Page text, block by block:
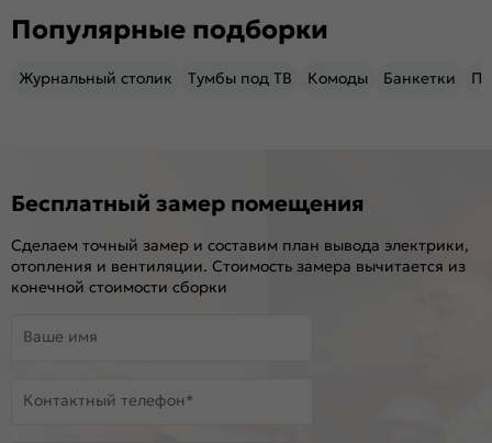
Популярные подборки
Журнальный столик Тумбы под ТВ Комоды Банкетки
Бесплатный замер помещения
Сделаем точный замер и составим план вывода электрики,
отопления и вентиляции. Стоимость замера вычитается из
конечной стоимости сборки
Ваше имя
Контактный телефон*